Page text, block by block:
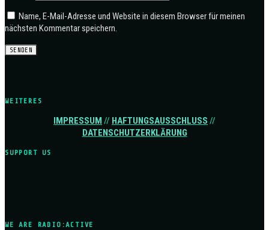
Name, E-Mail-Adresse und Website in diesem Browser für meinen
nächsten Kommentar speichern.
WEITERES
IMPRESSUM // HAFTUNGSAUSSCHLUSS //
DATENSCHUTZERKLÄRUNG
SUPPORT US
WE ARE RADIO:ACTIVE